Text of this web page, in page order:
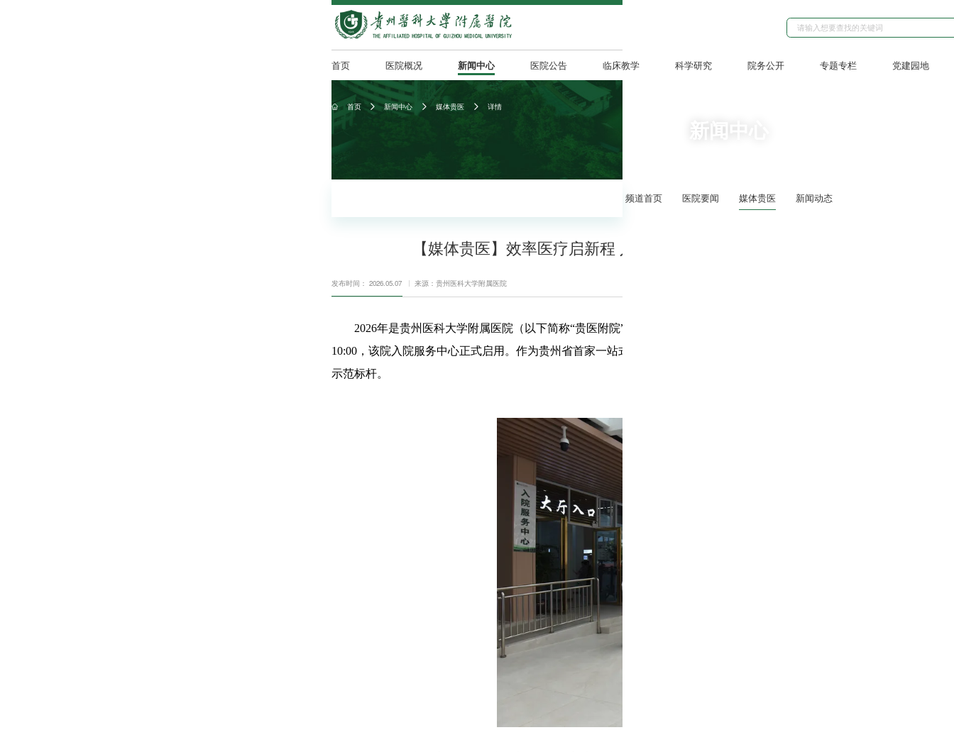
首页 医院概况 新闻中心 医院公告 临床教学 科学研究 院务公开 专题专栏 党建园地
 首页  新闻中心  媒体贵医  详情
新闻中心
频道首页 医院要闻 媒体贵医 新闻动态
【媒体贵医】效率医疗启新程 入院服务惠民生 贵州医科大学附属医院入院服
发布时间： 2026.05.07 来源：贵州医科大学附属医院
2026年是贵州医科大学附属医院（以下简称“贵医附院”）“效率医疗建设年”，为进一步优化就医流程、减少患者往返奔
10:00，该院入院服务中心正式启用。作为贵州省首家一站式入院服务平台，中心将开启“一站式、全流程、高效率”的入院服
示范标杆。